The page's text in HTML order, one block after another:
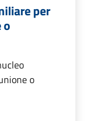
per
o